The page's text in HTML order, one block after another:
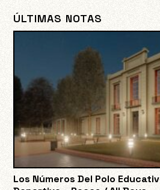
ÚLTIMAS NOTAS
Los Números Del Polo